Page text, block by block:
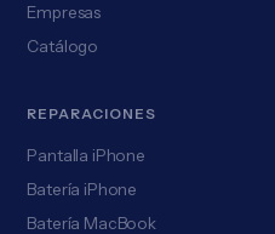
Empresas
Catálogo
REPARACIONES
Pantalla iPhone
Batería iPhone
Batería MacBook